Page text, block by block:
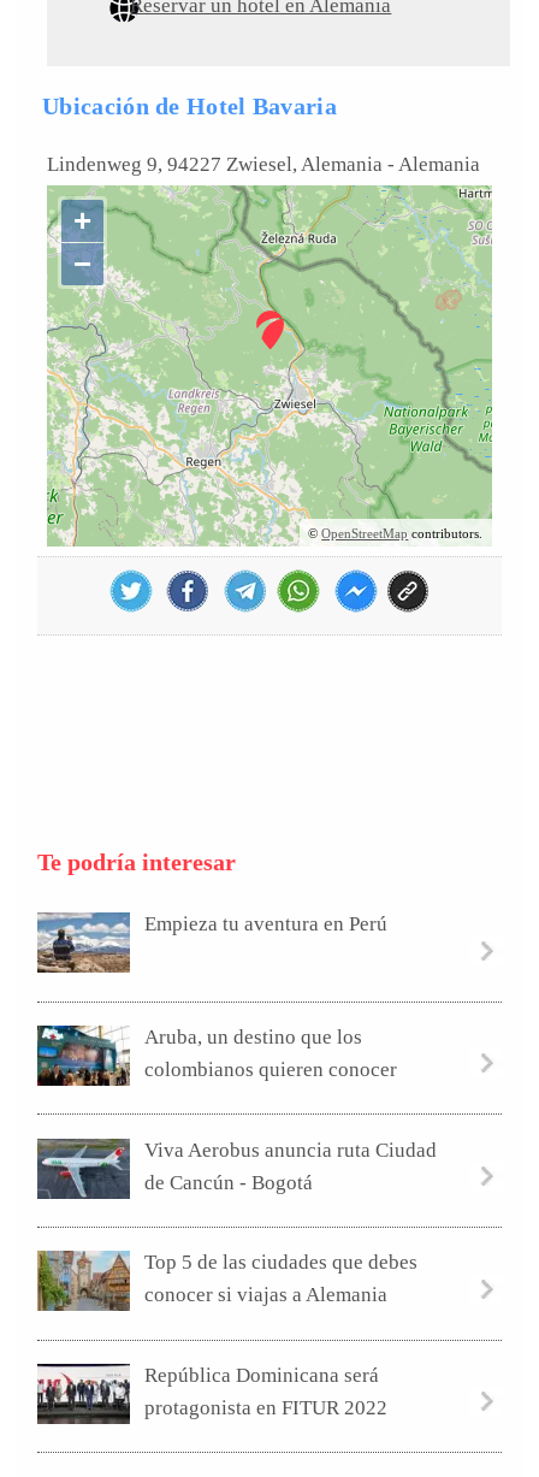
Reservar un hotel en Alemania
Ubicación de Hotel Bavaria
Lindenweg 9, 94227 Zwiesel, Alemania -Alemania
+
−
©OpenStreetMap contributors.
Te podría interesar
Empieza tu aventura en Perú
Aruba, un destino que los
colombianos quieren conocer
Viva Aerobus anuncia ruta Ciudad
de Cancún - Bogotá
Top 5 de las ciudades que debes
conocer si viajas a Alemania
República Dominicana será
protagonista en FITUR 2022